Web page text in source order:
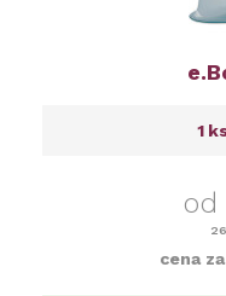
od
cena za